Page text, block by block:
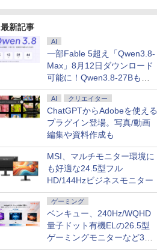
最新記事
AI
一部Fable 5超え「Qwen3.8-
Max」8月12日ダウンロード
可能に！Qwen3.8-27Bも順
次
AI クリエイター
ChatGPTからAdobeを使える
プラグイン登場。写真/動画
編集や資料作成も
MSI、マルチモニター環境に
も好適な24.5型フル
HD/144Hzビジネスモニター
ゲーミング
ベンキュー、240Hz/WQHD
量子ドット有機ELの26.5型
ゲーミングモニターなど3機